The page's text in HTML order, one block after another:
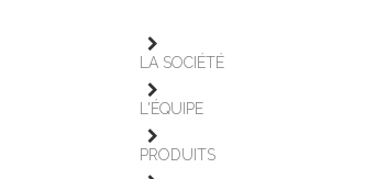
LA SOCIÉTÉ
L'ÉQUIPE
PRODUITS